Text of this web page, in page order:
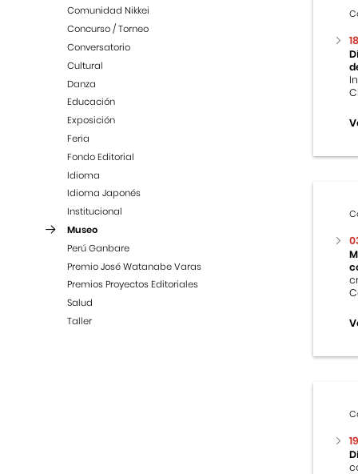
Comunidad Nikkei
Concurso / Torneo
Conversatorio
Cultural
Danza
Educación
Exposición
Feria
Fondo Editorial
Idioma
Idioma Japonés
Institucional
Museo
Perú Ganbare
Premio José Watanabe Varas
Premios Proyectos Editoriales
Salud
Taller